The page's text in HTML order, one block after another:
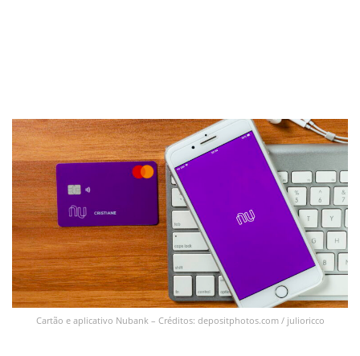
Cartão e aplicativo Nubank – Créditos: depositphotos.com / julioricco